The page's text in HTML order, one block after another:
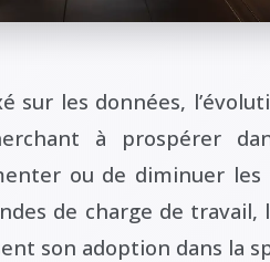
sur les données,
à prospérer
ou de diminuer les
de charge de
son adoption dans la